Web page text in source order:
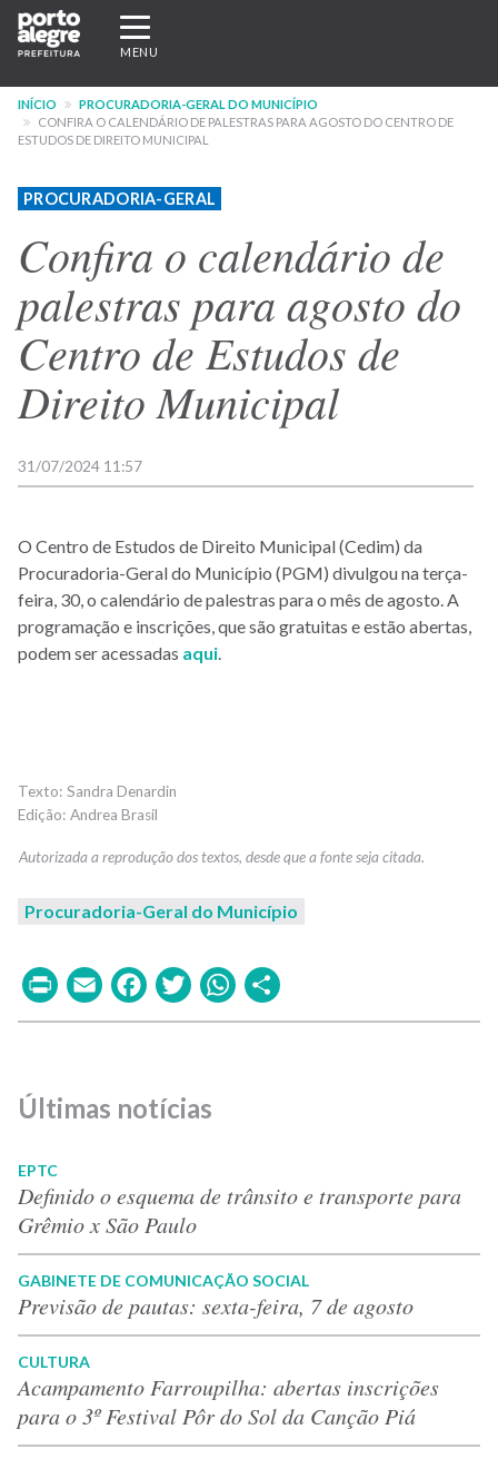
Pular
para
conteúdo
principal
Expandir/recolher
navegação
MENU
INÍCIO
PROCURADORIA-GERAL DO MUNICÍPIO
CONFIRA O CALENDÁRIO DE PALESTRAS PARA AGOSTO DO CENTRO DE
ESTUDOS DE DIREITO MUNICIPAL
PROCURADORIA-GERAL
Confira o calendário de
palestras para agosto do
Centro de Estudos de
Direito Municipal
31/07/2024 11:57
O Centro de Estudos de Direito Municipal (Cedim) da
Procuradoria-Geral do Município (PGM) divulgou na terça-
feira, 30, o calendário de palestras para o mês de agosto. A
programação e inscrições, que são gratuitas e estão abertas,
podem ser acessadas aqui
Sandra Denardin
Andrea Brasil
Procuradoria-Geral do Município
PrintEmailFacebook
TwitterWhatsApp
Últimas notícias
EPTC
Definido o esquema de trânsito e transporte para
Grêmio x São Paulo
GABINETE DE COMUNICAÇÃO SOCIAL
Previsão de pautas: sexta-feira, 7 de agosto
CULTURA
Acampamento Farroupilha: abertas inscrições
para o 3º Festival Pôr do Sol da Canção Piá